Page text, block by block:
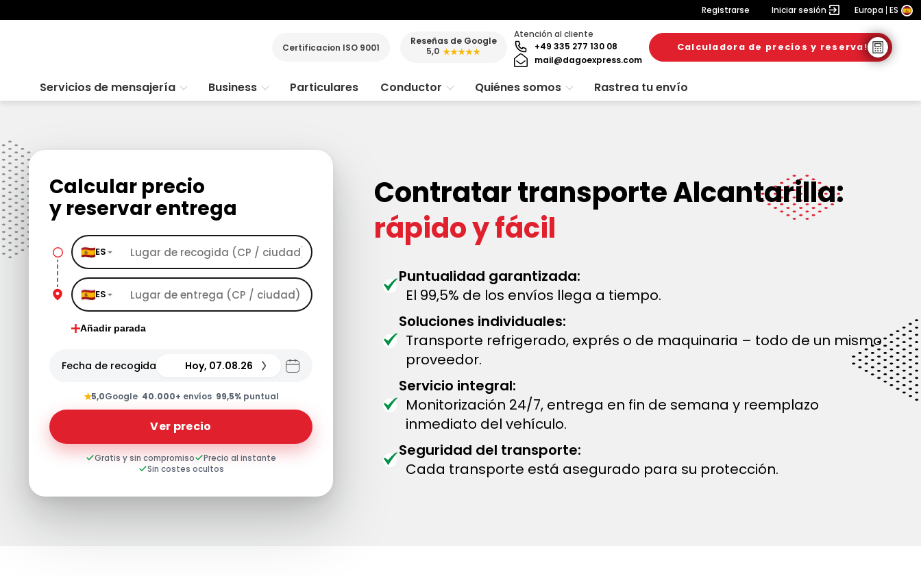
Registrarse Iniciar sesión Europa ES
Certificacion ISO 9001
Reseñas de Google
5,0 ★★★★★
Atención al cliente
+49 335 277 130 08
mail@dagoexpress.com
Calculadora de precios y reserva!
Servicios de mensajería Business Particulares Conductor Quiénes somos Rastrea tu envío
Calcular precio
y reservar entrega
ES
ES
Añadir parada
Fecha de recogida Hoy, 07.08.26
★5,0Google· 40.000+ envíos· 99,5%puntual
Ver precio
Gratis y sin compromiso
Precio al instante
Sin costes ocultos
Contratar transporte Alcantarilla:
rápido y fácil
Puntualidad garantizada:
El 99,5% de los envíos llega a tiempo.
Soluciones individuales:
Transporte refrigerado, exprés o de maquinaria – todo de un mismo
proveedor.
Servicio integral:
Monitorización 24/7, entrega en fin de semana y reemplazo
inmediato del vehículo.
Seguridad del transporte:
Cada transporte está asegurado para su protección.